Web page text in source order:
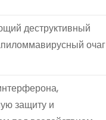
деструктивный
очаг
защиту и